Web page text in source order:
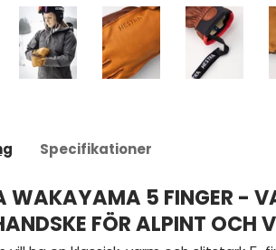
Specifikationer
WAKAYAMA 5 FINGER -
FÖR ALPINT OCH